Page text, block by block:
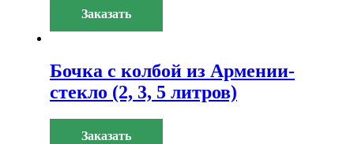
Заказать
Бочка с колбой из Армении-
стекло (2, 3, 5 литров)
Заказать